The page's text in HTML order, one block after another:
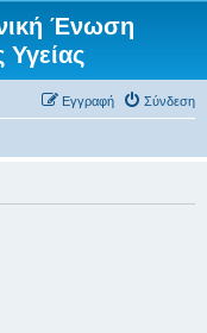
Ένωση
Υγείας
Σύνδεση
Εγγραφή